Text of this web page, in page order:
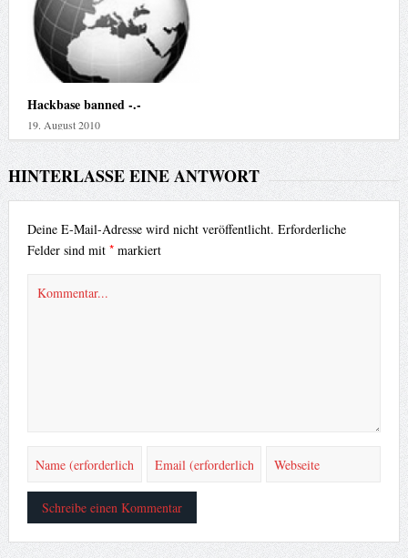
Hackbase banned -.-
19. August 2010
HINTERLASSE EINE ANTWORT
Deine E-Mail-Adresse wird nicht veröffentlicht. Erforderliche
Felder sind mit *markiert